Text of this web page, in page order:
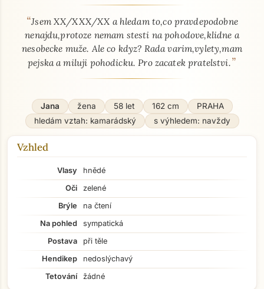
O mně - seznamka profil
“Jsem XX/XXX/XX a hledam to,co pravdepodobne
nenajdu,protoze nemam stesti na pohodove,klidne a
nesobecke muže. Ale co kdyz? Rada varim,vylety,mam
pejska a miluji pohodicku. Pro zacatek pratelstvi.”
Jana žena 58 let 162 cm
PRAHA
hledám vztah: kamarádský
s výhledem: navždy
Vzhled
Vlasy
hnědé
Oči
zelené
Brýle
na čtení
Na pohled
sympatická
Postava
při těle
Hendikep
nedoslýchavý
Tetování
žádné